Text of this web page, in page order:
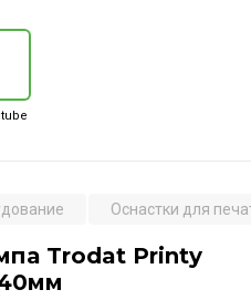
Оснастки для
Trodat Printy